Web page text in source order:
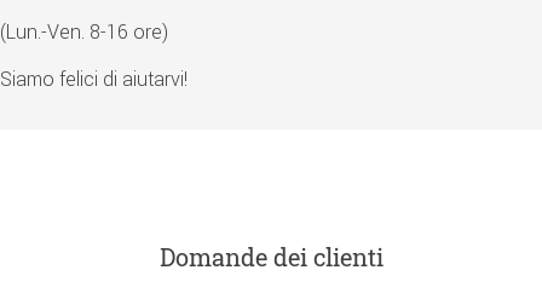
(Lun.-Ven. 8-16 ore)
Siamo felici di aiutarvi!
Domande dei clienti